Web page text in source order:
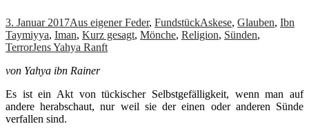
3. Januar 2017Aus eigener Feder, FundstückAskese, Glauben, Ibn
Taymiyya, Iman, Kurz gesagt, Mönche, Religion, Sünden,
TerrorJens Yahya Ranft
von Yahya ibn Rainer
Es ist ein Akt von tückischer Selbstgefälligkeit, wenn man auf
andere herabschaut, nur weil sie der einen oder anderen Sünde
verfallen sind.